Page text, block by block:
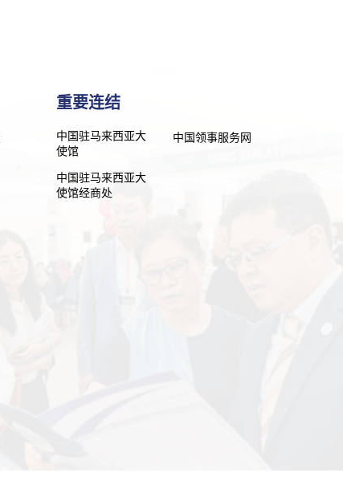
重要连结
中国驻马来西亚大
使馆
中国领事服务网
中国驻马来西亚大
使馆经商处